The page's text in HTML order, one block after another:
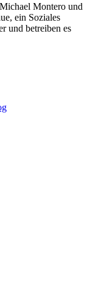
Montero und
ein Soziales
und betreiben es